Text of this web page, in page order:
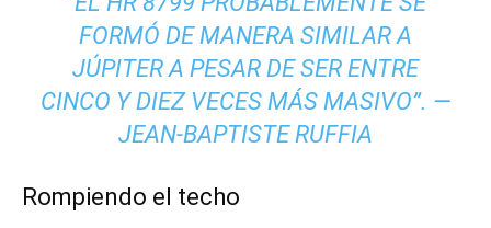
FORMÓ DE MANERA SIMILAR A
JÚPITER A PESAR DE SER ENTRE
CINCO Y DIEZ VECES MÁS MASIVO”. —
JEAN-BAPTISTE RUFFIA
Rompiendo el techo